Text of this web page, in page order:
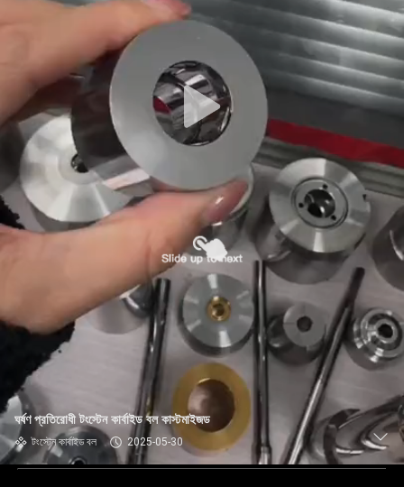
ঘর্ষণ প্রতিরোধী টংস্টেন কার্বাইড বল কাস্টমাইজড
টংস্টেন কার্বাইড বল 2025-05-30